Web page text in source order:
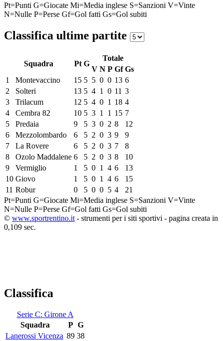
Pt=Punti G=Giocate Mi=Media inglese S=Sanzioni V=Vinte
N=Nulle P=Perse Gf=Gol fatti Gs=Gol subiti
Classifica ultime partite
Squadra Pt G
Totale
V N P Gf Gs
1
Montevaccino 15 5 5 0 0 13 6
2
Solteri 13 5 4 1 0 11 3
3
Trilacum 12 5 4 0 1 18 4
4
Cembra 82 10 5 3 1 1 15 7
5
Predaia 9 5 3 0 2 8
12
6
Mezzolombardo 6 5 2 0 3 9
9
7
La Rovere 6 5 2 0 3 7
8
8
Ozolo Maddalene 6 5 2 0 3 8
10
9
Vermiglio 1 5 0 1 4 6
13
10 Giovo 1 5 0 1 4 6
15
11 Robur 0 5 0 0 5 4
21
Pt=Punti G=Giocate Mi=Media inglese S=Sanzioni V=Vinte
N=Nulle P=Perse Gf=Gol fatti Gs=Gol subiti
© www.sportrentino.it - strumenti per i siti sportivi - pagina creata in
0,109 sec.
Classifica
Serie C: Girone A
Squadra
P G
Lanerossi Vicenza 89 38